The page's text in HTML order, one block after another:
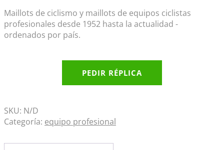
Maillots de ciclismo y maillots de equipos ciclistas
profesionales desde 1952 hasta la actualidad -
ordenados por país.
PEDIR RÉPLICA
SKU: N/D
Categoría: equipo profesional